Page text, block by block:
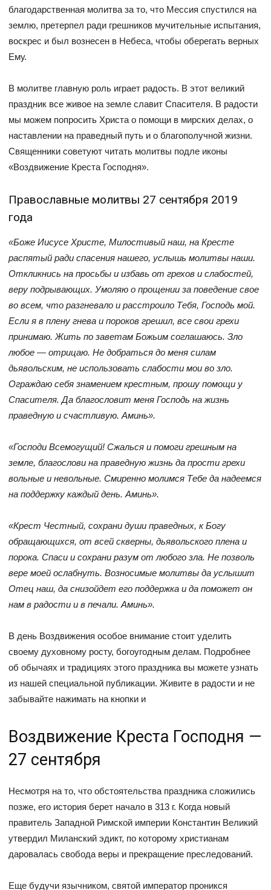
благодарственная молитва за то, что Мессия спустился на
землю, претерпел ради грешников мучительные испытания,
воскрес и был вознесен в Небеса, чтобы оберегать верных
Ему.
В молитве главную роль играет радость. В этот великий
праздник все живое на земле славит Спасителя. В радости
мы можем попросить Христа о помощи в мирских делах, о
наставлении на праведный путь и о благополучной жизни.
Священники советуют читать молитвы подле иконы
«Воздвижение Креста Господня».
Православные молитвы 27 сентября 2019
года
«Боже Иисусе Христе, Милостивый наш, на Кресте
распятый ради спасения нашего, услышь молитвы наши.
Откликнись на просьбы и избавь от грехов и слабостей,
веру подрывающих. Умоляю о прощении за поведение свое
во всем, что разгневало и расстроило Тебя, Господь мой.
Если я в плену гнева и пороков грешил, все свои грехи
принимаю. Жить по заветам Божьим соглашаюсь. Зло
любое — отрицаю. Не добраться до меня силам
дьявольским, не использовать слабости мои во зло.
Ограждаю себя знамением крестным, прошу помощи у
Спасителя. Да благословит меня Господь на жизнь
праведную и счастливую. Аминь».
«Господи Всемогущий! Сжалься и помоги грешным на
земле, благослови на праведную жизнь да прости грехи
вольные и невольные. Смиренно молимся Тебе да надеемся
на поддержку каждый день. Аминь».
«Крест Честный, сохрани души праведных, к Богу
обращающихся, от всей скверны, дьявольского плена и
порока. Спаси и сохрани разум от любого зла. Не позволь
вере моей ослабнуть. Возносимые молитвы да услышит
Отец наш, да снизойдет его поддержка и да поможет он
нам в радости и в печали. Аминь».
В день Воздвижения особое внимание стоит уделить
своему духовному росту, богоугодным делам. Подробнее
об обычаях и традициях этого праздника вы можете узнать
из нашей специальной публикации. Живите в радости и не
забывайте нажимать на кнопки и
Воздвижение Креста Господня —
27 сентября
Несмотря на то, что обстоятельства праздника сложились
позже, его история берет начало в 313 г. Когда новый
правитель Западной Римской империи Константин Великий
утвердил Миланский эдикт, по которому христианам
даровалась свобода веры и прекращение преследований.
Еще будучи язычником, святой император проникся